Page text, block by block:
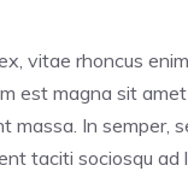
vitae rhoncus
est magna sit
In semper,
taciti sociosqu